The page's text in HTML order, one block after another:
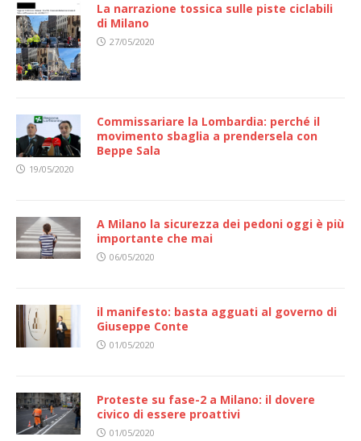
La narrazione tossica sulle piste ciclabili
di Milano
27/05/2020
Commissariare la Lombardia: perché il
movimento sbaglia a prendersela con
Beppe Sala
19/05/2020
A Milano la sicurezza dei pedoni oggi è più
importante che mai
06/05/2020
il manifesto: basta agguati al governo di
Giuseppe Conte
01/05/2020
Proteste su fase-2 a Milano: il dovere
civico di essere proattivi
01/05/2020